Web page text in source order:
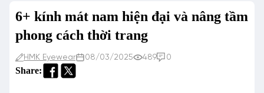
6+ kính mát nam hiện đại và nâng tầm
phong cách thời trang
HMK Eyewear 08/03/2025 489 0
Share: